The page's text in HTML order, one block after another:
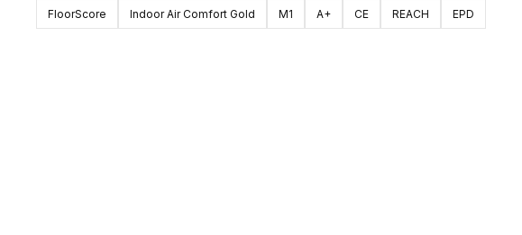
FloorScore Indoor Air Comfort Gold M1 A+ CE REACH EPD